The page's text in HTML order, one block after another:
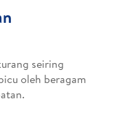
seiring
oleh beragam